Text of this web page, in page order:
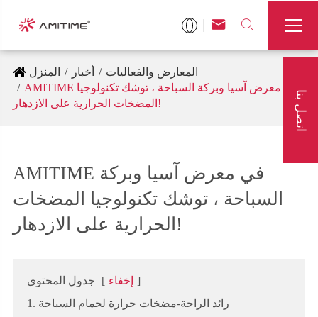
 

المنزل أخبار
المعارض والفعاليات
AMITIME في معرض آسيا وبركة السباحة ، توشك تكنولوجيا
المضخات الحرارية على الازدهار!
AMITIME في معرض آسيا وبركة
السباحة ، توشك تكنولوجيا المضخات
الحرارية على الازدهار!
جدول المحتوى [ إخفاء ]
1. رائد الراحة-مضخات حرارة لحمام السباحة
اتصل بنا